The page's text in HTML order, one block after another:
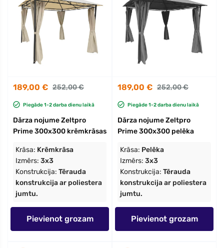
189,00 € 252,00 €
Piegāde 1-2 darba dienu laikā
Dārza nojume Zeltpro
Prime 300x300 krēmkrāsas
Krāsa: Krēmkrāsa
Izmērs: 3x3
Konstrukcija: Tērauda
konstrukcija ar poliestera
jumtu.
Pievienot grozam
189,00 € 252,00 €
Piegāde 1-2 darba dienu laikā
Dārza nojume Zeltpro
Prime 300x300 pelēka
Krāsa: Pelēka
Izmērs: 3x3
Konstrukcija: Tērauda
konstrukcija ar poliestera
jumtu.
Pievienot grozam